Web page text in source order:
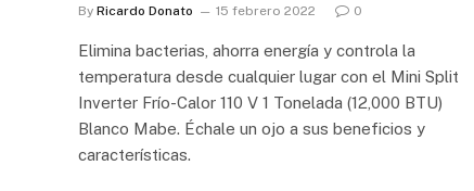
By Ricardo Donato 15 febrero 2022 0
Elimina bacterias, ahorra energía y controla la
temperatura desde cualquier lugar con el Mini Split
Inverter Frío-Calor 110 V 1 Tonelada (12,000 BTU)
Blanco Mabe. Échale un ojo a sus beneficios y
características.